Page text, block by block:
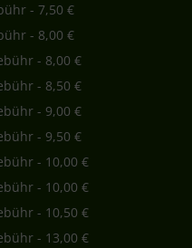
- 7,50 €
- 8,00 €
- 8,00 €
- 8,50 €
- 9,00 €
- 9,50 €
- 10,00 €
- 10,00 €
- 10,50 €
- 13,00 €